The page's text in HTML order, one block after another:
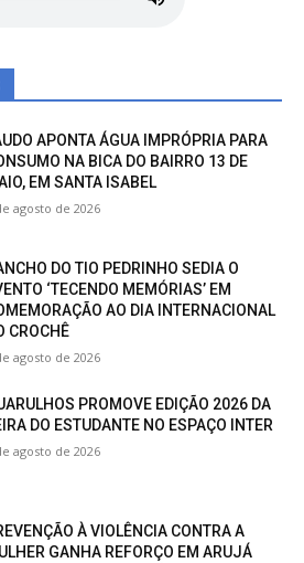
APONTA ÁGUA IMPRÓPRIA PARA
NA BICA DO BAIRRO 13 DE
EM SANTA ISABEL
agosto de 2026
DO TIO PEDRINHO SEDIA O
‘TECENDO MEMÓRIAS’ EM
AO DIA INTERNACIONAL
CROCHÊ
agosto de 2026
PROMOVE EDIÇÃO 2026 DA
DO ESTUDANTE NO ESPAÇO INTER
agosto de 2026
À VIOLÊNCIA CONTRA A
GANHA REFORÇO EM ARUJÁ